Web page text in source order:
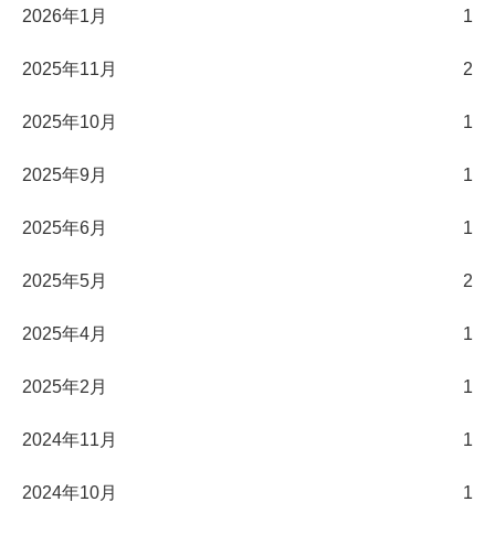
2026年1月 1
2025年11月 2
2025年10月 1
2025年9月 1
2025年6月 1
2025年5月 2
2025年4月 1
2025年2月 1
2024年11月 1
2024年10月 1